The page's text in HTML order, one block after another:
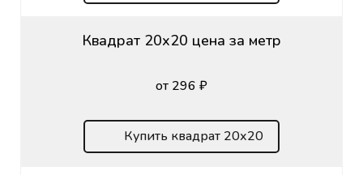
Квадрат 20х20 цена за метр
от 296 ₽
Купить квадрат 20х20